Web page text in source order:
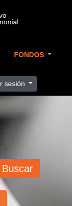
FONDOS
sesión
Buscar